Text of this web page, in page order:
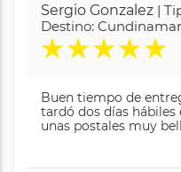
Sergio Gonzalez |
Destino:
★★★★★
Buen tiempo de
tardó dos días
unas postales muy